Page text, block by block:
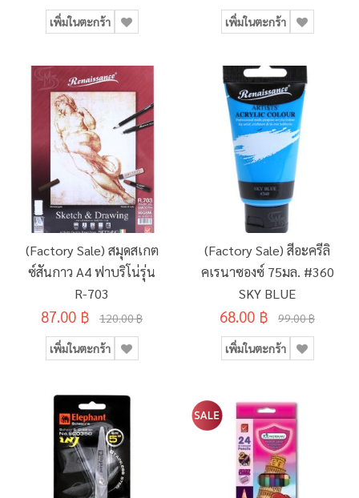
เพิ่มในตะกร้า เพิ่มในตะกร้า
(Factory Sale) สมุดสเกต
ซ์สันกาว A4 ฟาบริโน่รุ่น
R-703
87.00 ฿ 120.00 ฿
เพิ่มในตะกร้า
(Factory Sale) สีอะครีลิ
คเรนาซองซ์ 75มล. #360
SKY BLUE
68.00 ฿ 99.00 ฿
เพิ่มในตะกร้า